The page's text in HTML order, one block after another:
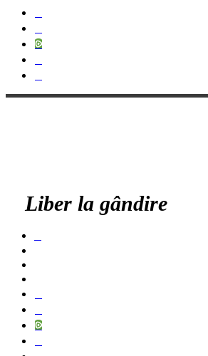
Liber la gândire